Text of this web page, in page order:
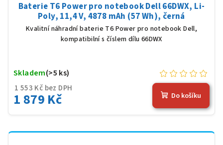
Baterie T6 Power pro notebook Dell 66DWX, Li-
Poly, 11,4 V, 4878 mAh (57 Wh), černá
Kvalitní náhradní baterie T6 Power pro notebook Dell,
kompatibilní s číslem dílu 66DWX
1 553 Kč bez DPH
1 879 Kč
Skladem(>5 ks)
Do košíku